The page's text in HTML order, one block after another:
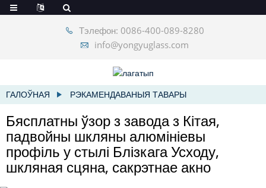
Тэлефон: 0086-400-089-8280
info@yongyuglass.com
ГАЛОЎНАЯ РЭКАМЕНДАВАНЫЯ ТАВАРЫ
Бясплатны ўзор з завода з Кітая,
падвойны шкляны алюмініевы
профіль у стылі Блізкага Усходу,
шкляная сцяна, сакрэтнае акно